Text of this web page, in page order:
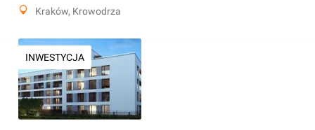
Kraków, Krowodrza
INWESTYCJA